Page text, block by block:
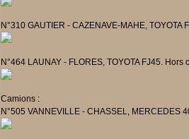
N°310 GAUTIER - CAZENAVE-MAHE,
N°464 LAUNAY - FLORES, TOYOTA FJ45.
Camions :
N°505 VANNEVILLE - CHASSEL,